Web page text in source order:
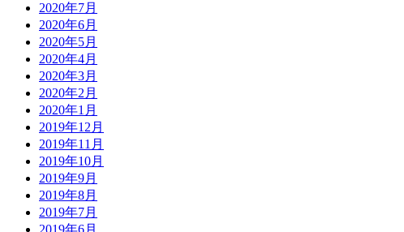
2020年7月
2020年6月
2020年5月
2020年4月
2020年3月
2020年2月
2020年1月
2019年12月
2019年11月
2019年10月
2019年9月
2019年8月
2019年7月